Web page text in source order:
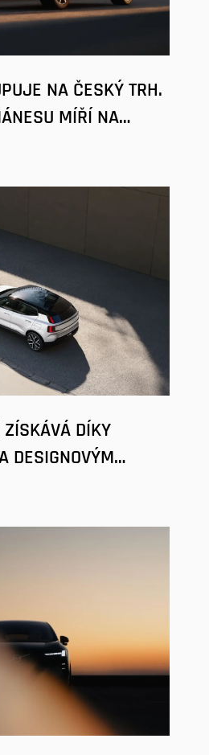
NA ČESKÝ TRH.
MÍŘÍ NA
ROADSHOW
DÍKY
DESIGNOVÝM
VĚTŠÍ